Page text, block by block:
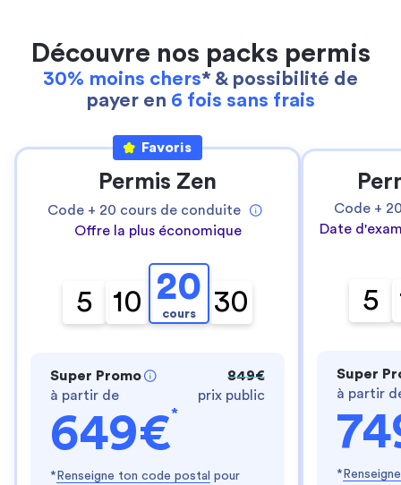
Découvre nos packs permis
30% moins chers* & possibilité de
payer en 6 fois sans frais
Favoris
Permis Zen
Code + 20 cours de conduite
Offre la plus économique
5 10 20
cours 30
Super Promo
à partir de
649€*
849€
prix public
* Renseigne ton code postal pour
Code +
Date
5
Super
à partir
*